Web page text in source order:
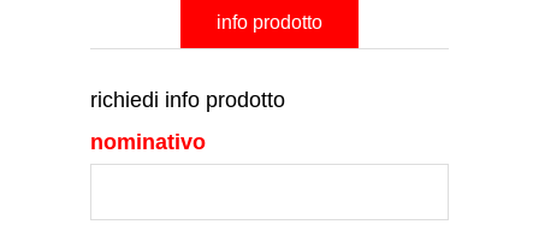
info prodotto
richiedi info prodotto
nominativo